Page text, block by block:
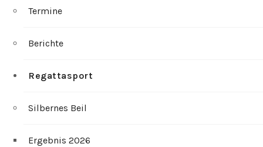
Termine
Berichte
Regattasport
Silbernes Beil
Ergebnis 2026